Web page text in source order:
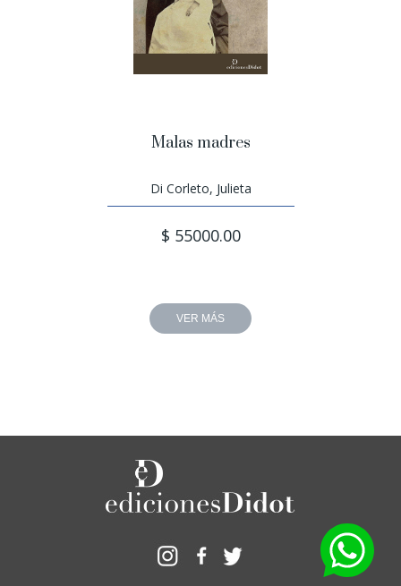
Malas madres
Di Corleto, Julieta
$ 55000.00
VER MÁS